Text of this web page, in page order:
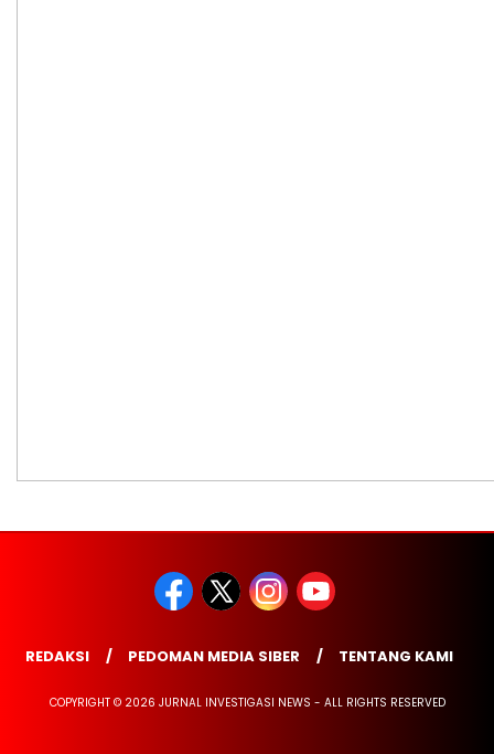
REDAKSI PEDOMAN MEDIA SIBER TENTANG KAMI
COPYRIGHT © 2026 JURNAL INVESTIGASI NEWS - ALL RIGHTS RESERVED